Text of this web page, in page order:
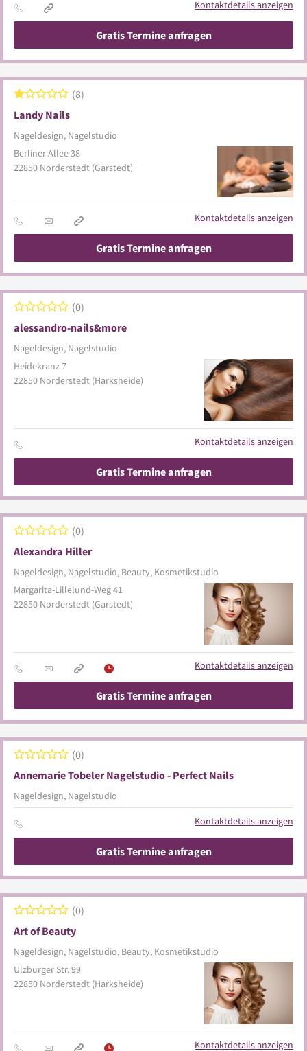
Kontaktdetails anzeigen
Gratis Termine anfragen
Landy Nails
Nageldesign, Nagelstudio
8
Berliner Allee 38
22850 Norderstedt (Garstedt)
Kontaktdetails anzeigen
Gratis Termine anfragen
alessandro-nails&more
Nageldesign, Nagelstudio
0
Heidekranz 7
22850 Norderstedt (Harksheide)
Kontaktdetails anzeigen
Gratis Termine anfragen
Alexandra Hiller
Nageldesign, Nagelstudio, Beauty, Kosmetikstudio
0
Margarita-Lillelund-Weg 41
22850 Norderstedt (Garstedt)
Kontaktdetails anzeigen
Gratis Termine anfragen
Annemarie Tobeler Nagelstudio - Perfect Nails
Nageldesign, Nagelstudio
0
Kontaktdetails anzeigen
Gratis Termine anfragen
Art of Beauty
Nageldesign, Nagelstudio, Beauty, Kosmetikstudio
0
Ulzburger Str. 99
22850 Norderstedt (Harksheide)
Kontaktdetails anzeigen